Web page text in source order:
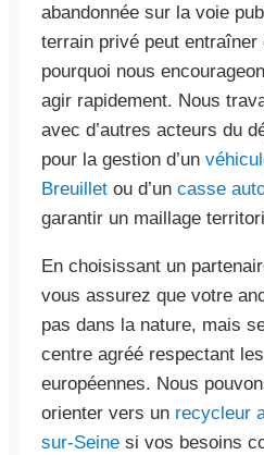
abandonnée sur la voie
terrain privé peut entraîner
pourquoi nous
agir rapidement. Nous
avec d’autres acteurs du
pour la gestion d’un
Breuillet ou d’un casse
garantir un maillage
En choisissant un
vous assurez que votre
pas dans la nature, mais
centre agréé respectant
européennes. Nous
orienter vers un recycleur
sur-Seine si vos besoins